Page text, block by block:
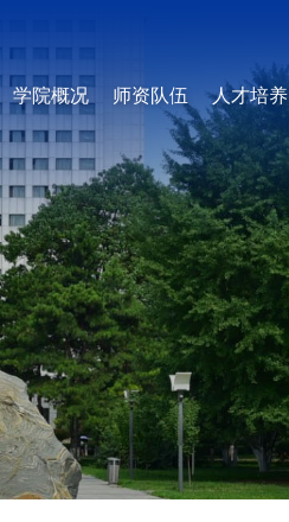
学院概况 师资队伍 人才培养